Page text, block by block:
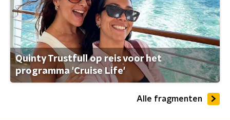
Quinty Trustfull op reis voor het
programma 'Cruise Life'
Alle fragmenten